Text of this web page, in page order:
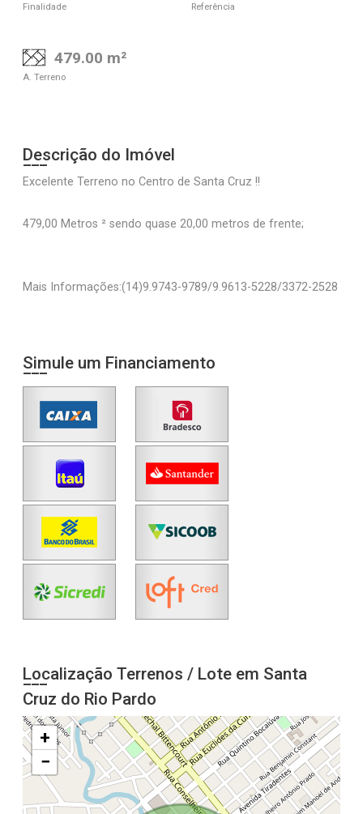
Finalidade Referência
479.00 m²
A. Terreno
Descrição do Imóvel
Excelente Terreno no Centro de Santa Cruz !!
479,00 Metros ² sendo quase 20,00 metros de frente;
Mais Informações:(14)9.9743-9789/9.9613-5228/3372-2528
Simule um Financiamento
Localização Terrenos / Lote em Santa
Cruz do Rio Pardo
+
−